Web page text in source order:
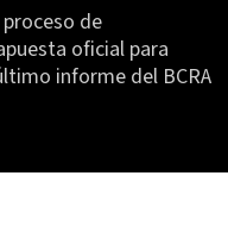
de
oficial para
informe del BCRA